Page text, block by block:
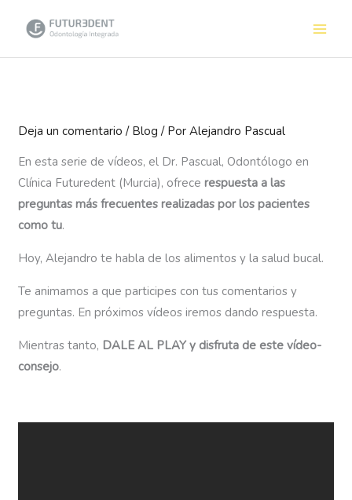
Deja un comentario / Blog / PorAlejandro Pascual
En esta serie de vídeos, el Dr. Pascual, Odontólogo en
Clínica Futuredent (Murcia), ofrecerespuesta a las
preguntas más frecuentes realizadas por los pacientes
como tu.
Hoy, Alejandro te habla de los alimentos y la salud bucal.
Te animamos a que participes con tus comentarios y
preguntas. En próximos vídeos iremos dando respuesta.
Mientras tanto, DALE AL PLAY y disfruta de este vídeo-
consejo.